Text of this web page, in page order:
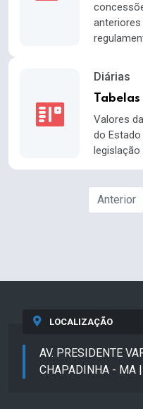
Diárias
Valores
do
legislação
Anterior
LOCALIZAÇÃO
AV. PRESIDENTE
CHAPADINHA - MA